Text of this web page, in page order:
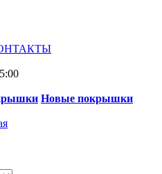
Новые покрышки